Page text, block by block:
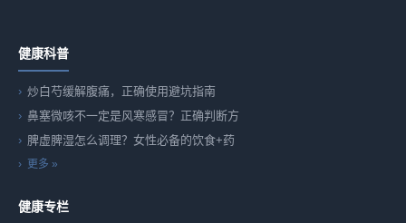
健康科普
炒白芍缓解腹痛，正确使用避坑指南
鼻塞微咳不一定是风寒感冒？正确判断方
脾虚脾湿怎么调理？女性必备的饮食+药
更多 »
健康专栏